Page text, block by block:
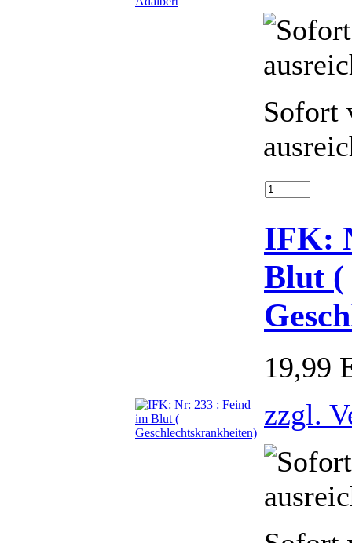
Sofort
IFK:
Blut (
19,99
zzgl.